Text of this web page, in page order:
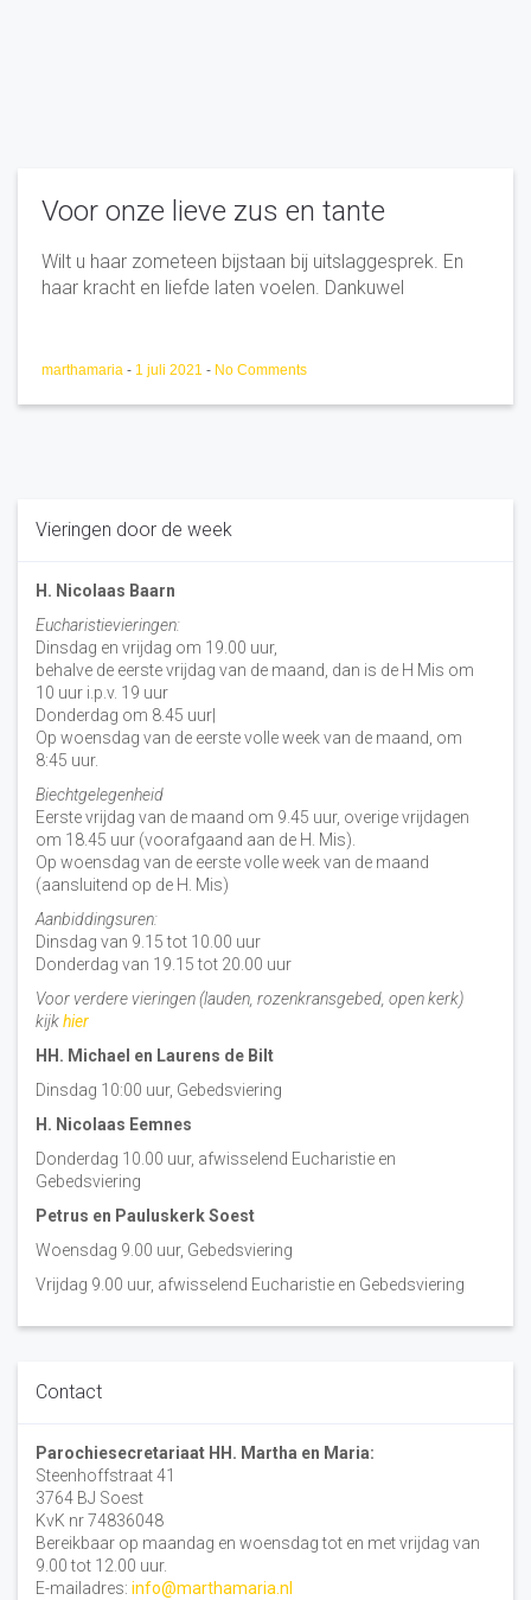
Voor onze lieve zus en tante
Wilt u haar zometeen bijstaan bij uitslaggesprek. En
haar kracht en liefde laten voelen. Dankuwel
marthamaria - 1 juli 2021 - No Comments
Vieringen door de week
H. Nicolaas Baarn
Eucharistievieringen:
Dinsdag en vrijdag om 19.00 uur,
behalve de eerste vrijdag van de maand, dan is de H Mis om
10 uur i.p.v. 19 uur
Donderdag om 8.45 uur|
Op woensdag van de eerste volle week van de maand, om
8:45 uur.
Biechtgelegenheid
Eerste vrijdag van de maand om 9.45 uur, overige vrijdagen
om 18.45 uur (voorafgaand aan de H. Mis).
Op woensdag van de eerste volle week van de maand
(aansluitend op de H. Mis)
Aanbiddingsuren:
Dinsdag van 9.15 tot 10.00 uur
Donderdag van 19.15 tot 20.00 uur
Voor verdere vieringen (lauden, rozenkransgebed, open kerk)
kijkhier
HH. Michael en Laurens de Bilt
Dinsdag 10:00 uur, Gebedsviering
H. Nicolaas Eemnes
Donderdag 10.00 uur, afwisselend Eucharistie en
Gebedsviering
Petrus en Pauluskerk Soest
Woensdag 9.00 uur, Gebedsviering
Vrijdag 9.00 uur, afwisselend Eucharistie en Gebedsviering
Contact
Parochiesecretariaat HH. Martha en Maria:
Steenhoffstraat 41
3764 BJ Soest
KvK nr 74836048
Bereikbaar op maandag en woensdag tot en met vrijdag van
9.00 tot 12.00 uur.
E-mailadres: info@marthamaria.nl